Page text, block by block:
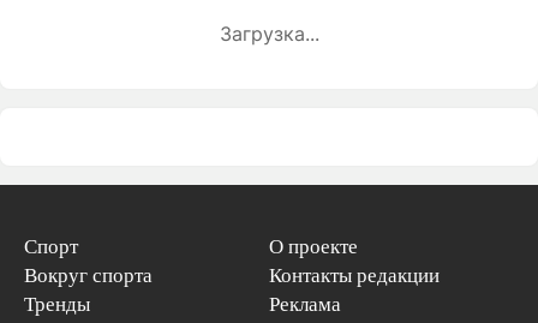
Загрузка...
Спорт
Вокруг спорта
Тренды
О проекте
Контакты редакции
Реклама